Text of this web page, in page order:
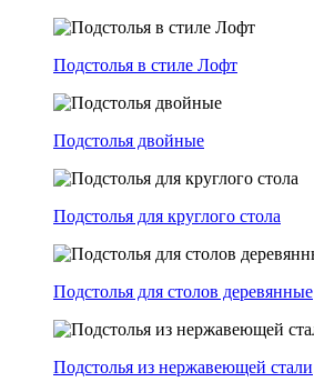
Подстолья в стиле Лофт
Подстолья двойные
Подстолья для круглого стола
Подстолья для столов деревянные
Подстолья из нержавеющей стали